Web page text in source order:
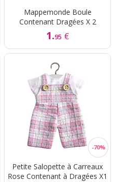
Mappemonde Boule
Contenant Dragées X 2
1.95 €
Petite Salopette à Carreaux
Rose Contenant à Dragées X1